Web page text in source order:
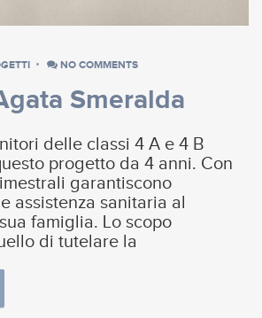
NO COMMENTS
Smeralda
delle classi 4 A e 4 B
progetto da 4 anni. Con
garantiscono
assistenza sanitaria al
famiglia. Lo scopo
di tutelare la